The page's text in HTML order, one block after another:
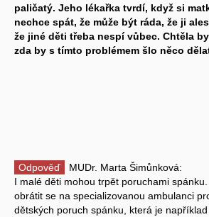
paličatý. Jeho lékařka tvrdí, když si
nechce spát, že může být ráda, že ji
že jiné děti třeba nespí vůbec. Chtěla
zda by s tímto problémem šlo něco
Odpověď
MUDr. Marta Šimůnková:
I malé děti mohou trpět poruchami
obrátit se na specializovanou ambulanci
dětských poruch spánku, která je